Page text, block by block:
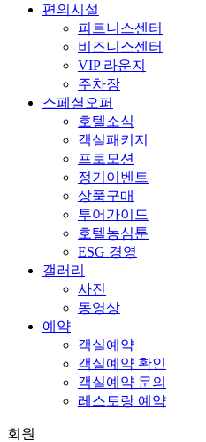
편의시설
피트니스센터
비즈니스센터
VIP 라운지
주차장
스페셜오퍼
호텔소식
객실패키지
프로모션
정기이벤트
상품구매
투어가이드
호텔농심툰
ESG 경영
갤러리
사진
동영상
예약
객실예약
객실예약 확인
객실예약 문의
레스토랑 예약
회원